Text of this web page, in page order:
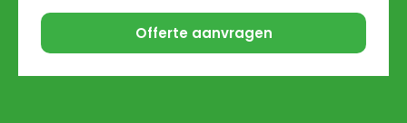
Offerte aanvragen